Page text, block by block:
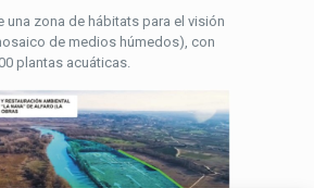
una zona de hábitats para el visión
de medios húmedos), con
plantas acuáticas.